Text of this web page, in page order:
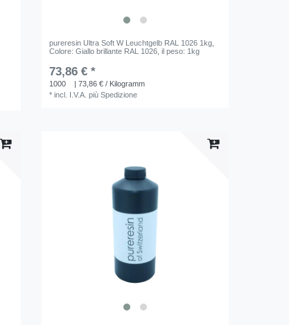
pureresin Ultra Soft W Leuchtgelb RAL 1026 1kg
Colore: Giallo brillante RAL 1026 , il peso: 1kg
73,86 € *
1000
| 73,86 € / Kilogramm
*incl. I.V.A. piùSpedizione